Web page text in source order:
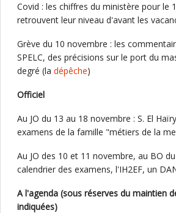
Covid : les chiffres du ministère pour le
retrouvent leur niveau d'avant les
Grève du 10 novembre : les
SPELC, des précisions sur le port du
degré (la dépêche)
Officiel
Au JO du 13 au 18 novembre : S. El
examens de la famille "métiers de la
Au JO des 10 et 11 novembre, au BO
calendrier des examens, l'IH2EF, un
A l'agenda (sous réserves du maintien
indiquées)